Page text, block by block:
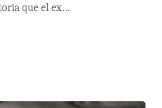
que el ex…